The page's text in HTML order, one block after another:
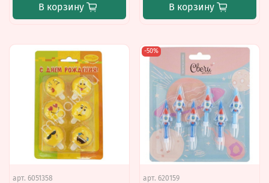
В корзину В корзину
арт. 6051358
-50%
арт. 620159